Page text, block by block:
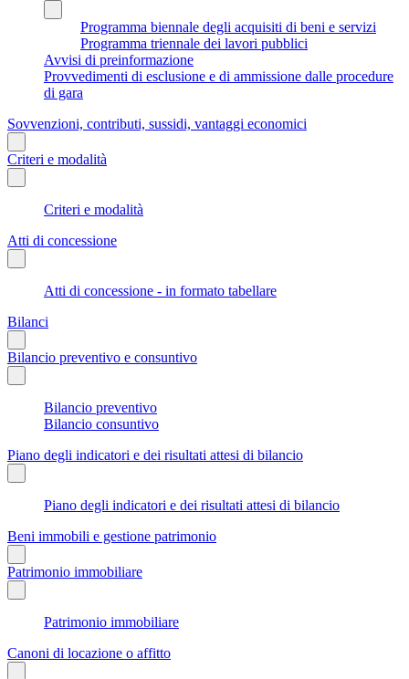
Programma biennale degli acquisiti di beni e servizi
Programma triennale dei lavori pubblici
Avvisi di preinformazione
Provvedimenti di esclusione e di ammissione dalle procedure
di gara
Sovvenzioni, contributi, sussidi, vantaggi economici
Criteri e modalità
Criteri e modalità
Atti di concessione
Atti di concessione - in formato tabellare
Bilanci
Bilancio preventivo e consuntivo
Bilancio preventivo
Bilancio consuntivo
Piano degli indicatori e dei risultati attesi di bilancio
Piano degli indicatori e dei risultati attesi di bilancio
Beni immobili e gestione patrimonio
Patrimonio immobiliare
Patrimonio immobiliare
Canoni di locazione o affitto